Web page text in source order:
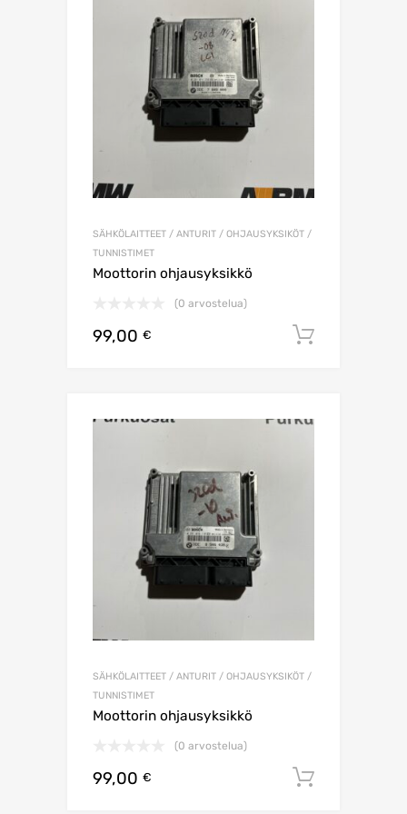
SÄHKÖLAITTEET / ANTURIT / OHJAUSYKSIKÖT /
TUNNISTIMET
Moottorin ohjausyksikkö
(0 arvostelua)
99,00 €
SÄHKÖLAITTEET / ANTURIT / OHJAUSYKSIKÖT /
TUNNISTIMET
Moottorin ohjausyksikkö
(0 arvostelua)
99,00 €